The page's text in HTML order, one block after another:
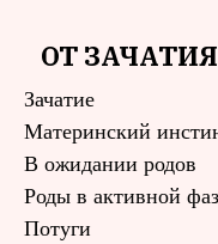
В
ОТ
Зачатие
Материнский
В ожидании родов
Роды в активной
Потуги